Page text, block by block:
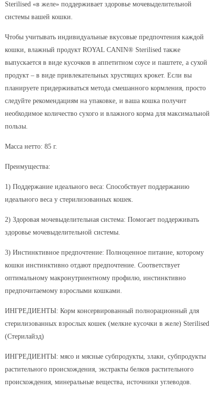
Sterilised «в желе» поддерживает здоровье мочевыделительной
системы вашей кошки.
Чтобы учитывать индивидуальные вкусовые предпочтения каждой
кошки, влажный продукт ROYAL CANIN® Sterilised также
выпускается в виде кусочков в аппетитном соусе и паштете, а сухой
продукт – в виде привлекательных хрустящих крокет. Если вы
планируете придерживаться метода смешанного кормления, просто
следуйте рекомендациям на упаковке, и ваша кошка получит
необходимое количество сухого и влажного корма для максимальной
пользы.
Масса нетто: 85 г.
Преимущества:
1) Поддержание идеального веса: Способствует поддержанию
идеального веса у стерилизованных кошек.
2) Здоровая мочевыделительная система: Помогает поддерживать
здоровье мочевыделительной системы.
3) Инстинктивное предпочтение: Полноценное питание, которому
кошки инстинктивно отдают предпочтение. Соответствует
оптимальному макронутриентному профилю, инстинктивно
предпочитаемому взрослыми кошками.
ИНГРЕДИЕНТЫ: Корм консервированный полнорационный для
стерилизованных взрослых кошек (мелкие кусочки в желе) Sterilised
(Стерилайзд)
ИНГРЕДИЕНТЫ: мясо и мясные субпродукты, злаки, субпродукты
растительного происхождения, экстракты белков растительного
происхождения, минеральные вещества, источники углеводов.